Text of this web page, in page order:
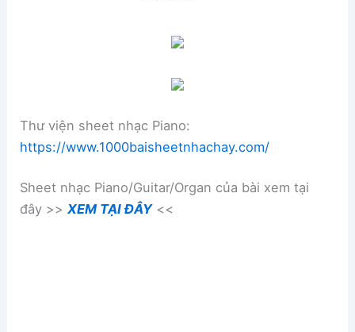
Thư viện sheet nhạc Piano:
https://www.1000baisheetnhachay.com/
Sheet nhạc Piano/Guitar/Organ của bài xem tại
đây >>XEM TẠI ĐÂY<<